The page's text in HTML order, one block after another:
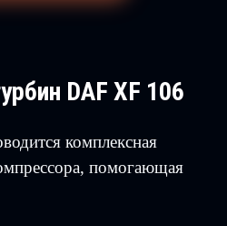
DAF XF 106
комплексная
помогающая